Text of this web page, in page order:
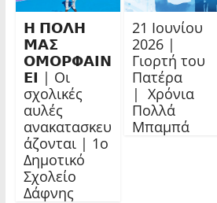
𝝜 𝝥𝝤𝝠𝝜
𝝡𝝖𝝨
𝝤𝝡𝝤𝝦𝝫𝝖𝝞𝝢
𝝚𝝞 | Οι
σχολικές
αυλές
ανακατασκευ
άζονται | 1ο
Δημοτικό
Σχολείο
Δάφνης
21 Ιουνίου
2026 |
Γιορτή του
Πατέρα
| Χρόνια
Πολλά
Μπαμπά